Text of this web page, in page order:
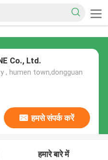
Co., Ltd.
, humen town,dongguan
हमसे संपर्क करें
हमारे बारे में